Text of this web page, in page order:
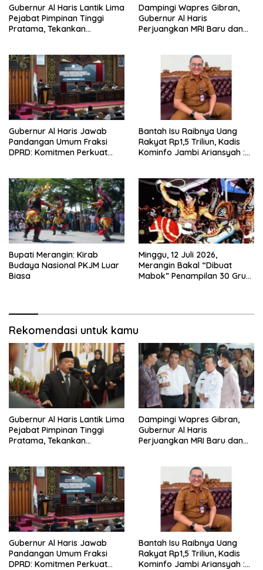
Gubernur Al Haris Lantik Lima
Pejabat Pimpinan Tinggi
Pratama, Tekankan
Integritas
Dampingi Wapres Gibran,
Gubernur Al Haris
Perjuangkan MRI Baru dan
Gubernur Al Haris Jawab
Pandangan Umum Fraksi
DPRD: Komitmen Perkuat
Bantah Isu Raibnya Uang
Rakyat Rp1,5 Triliun, Kadis
Kominfo Jambi Ariansyah :
Sejak 2002
Bupati Merangin: Kirab
Budaya Nasional PKJM Luar
Biasa
Minggu, 12 Juli 2026,
Merangin Bakal “Dibuat
Mabok” Penampilan 30 Grup
Rekomendasi untuk kamu
Gubernur Al Haris Lantik Lima
Pejabat Pimpinan Tinggi
Pratama, Tekankan
Integritas
Dampingi Wapres Gibran,
Gubernur Al Haris
Perjuangkan MRI Baru dan
Gubernur Al Haris Jawab
Pandangan Umum Fraksi
DPRD: Komitmen Perkuat
Bantah Isu Raibnya Uang
Rakyat Rp1,5 Triliun, Kadis
Kominfo Jambi Ariansyah :